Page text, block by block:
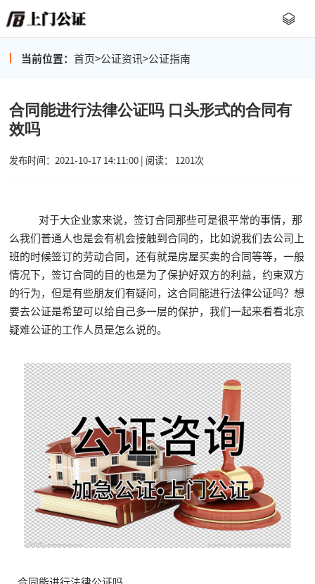
当前位置： 首页>公证资讯>公证指南
合同能进行法律公证吗 口头形式的合同有
效吗
发布时间：2021-10-17 14:11:00 | 阅读： 1201次
对于大企业家来说，签订合同那些可是很平常的事情，那
么我们普通人也是会有机会接触到合同的，比如说我们去公司上
班的时候签订的劳动合同，还有就是房屋买卖的合同等等，一般
情况下，签订合同的目的也是为了保护好双方的利益，约束双方
的行为，但是有些朋友们有疑问，这合同能进行法律公证吗？想
要去公证是希望可以给自己多一层的保护，我们一起来看看北京
疑难公证的工作人员是怎么说的。